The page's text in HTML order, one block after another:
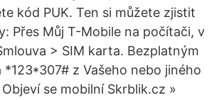
kód PUK. Ten si můžete zjistit
Přes Můj T-Mobile na počítači, v
> SIM karta. Bezplatným
*123*307# z Vašeho nebo jiného
se mobilní Skrblik.cz »